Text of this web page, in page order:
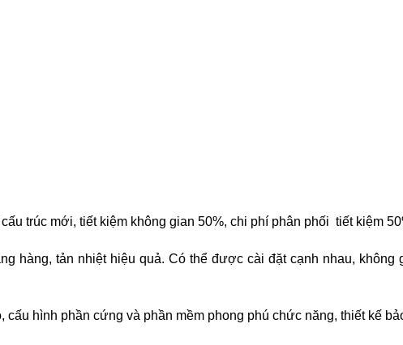
trúc mới, tiết kiệm không gian 50%, chi phí phân phối tiết kiệm
hàng, tản nhiệt hiệu quả. Có thể được cài đặt cạnh nhau,
cấu hình phần cứng và phần mềm phong phú chức năng, thiết kế